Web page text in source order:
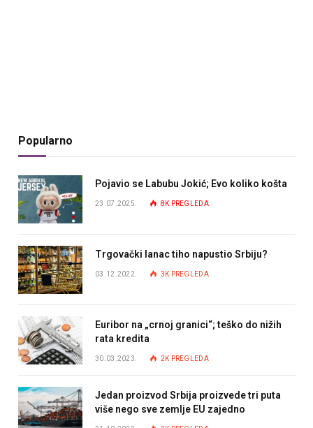
Popularno
Pojavio se Labubu Jokić; Evo koliko košta
23.07.2025. 8K PREGLEDA
Trgovački lanac tiho napustio Srbiju?
03.12.2022. 3K PREGLEDA
Euribor na „crnoj granici“; teško do nižih
rata kredita
30.03.2023. 2K PREGLEDA
Jedan proizvod Srbija proizvede tri puta
više nego sve zemlje EU zajedno